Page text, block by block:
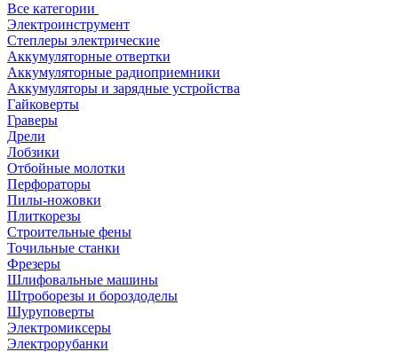
Все категории
Электроинструмент
Степлеры электрические
Аккумуляторные отвертки
Аккумуляторные радиоприемники
Аккумуляторы и зарядные устройства
Гайковерты
Граверы
Дрели
Лобзики
Отбойные молотки
Перфораторы
Пилы-ножовки
Плиткорезы
Строительные фены
Точильные станки
Фрезеры
Шлифовальные машины
Штроборезы и бороздоделы
Шуруповерты
Электромиксеры
Электрорубанки